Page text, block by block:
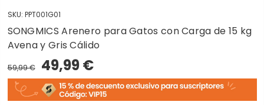
SKU: PPT001G01
SONGMICS Arenero para Gatos con Carga de 15 kg
Avena y Gris Cálido
59,99 € 49,99 €